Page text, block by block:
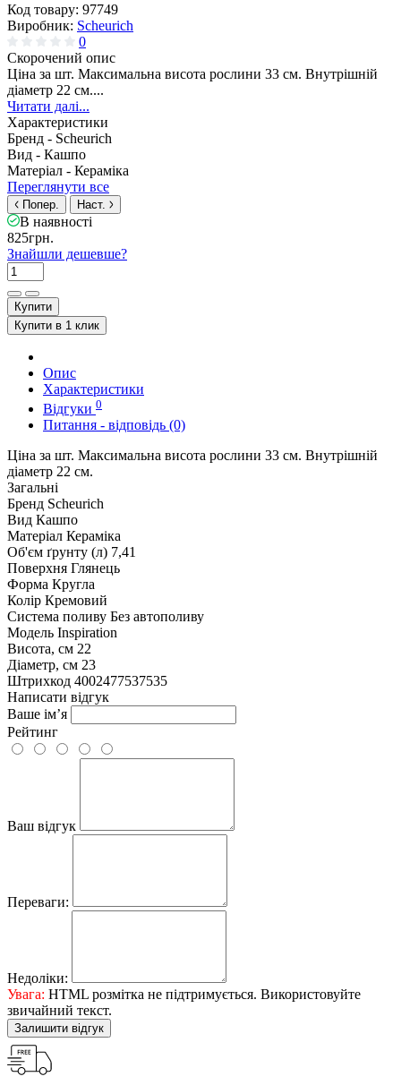
Код товару: 97749
Виробник: Scheurich
0
Скорочений опис
Ціна за шт. Максимальна висота рослини 33 см. Внутрішній
діаметр 22 см....
Читати далі...
Характеристики
Бренд - Scheurich
Вид - Кашпо
Матеріал - Кераміка
Переглянути все
Попер. Наст.
В наявності
825грн.
Знайшли дешевше?
Купити
Купити в 1 клик
Опис
Характеристики
Відгуки 0
Питання - відповідь (0)
Ціна за шт. Максимальна висота рослини 33 см. Внутрішній
діаметр 22 см.
Загальні
Бренд Scheurich
Вид Кашпо
Матеріал Кераміка
Об'єм ґрунту (л) 7,41
Поверхня Глянець
Форма Кругла
Колір Кремовий
Система поливу Без автополиву
Модель Inspiration
Висота, см 22
Діаметр, см 23
Штрихкод 4002477537535
Написати відгук
Ваше ім’я
Рейтинг
Ваш відгук
Переваги:
Недоліки:
Увага: HTML розмітка не підтримується. Використовуйте
звичайний текст.
Залишити відгук